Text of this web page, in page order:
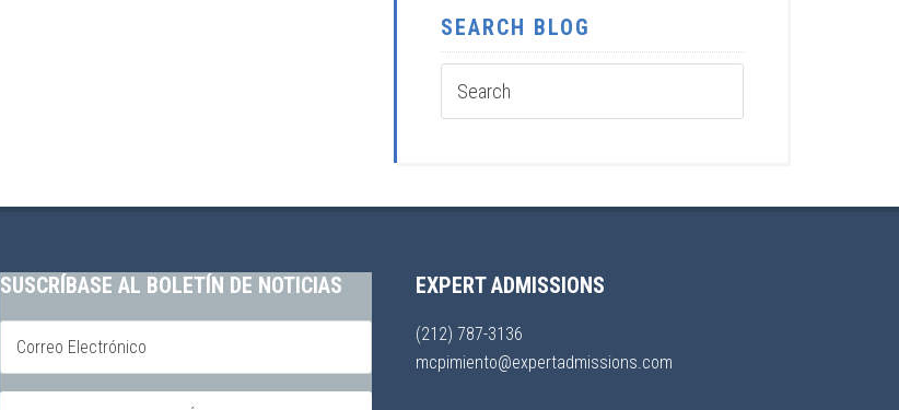
SEARCH BLOG
SUSCRÍBASE AL BOLETÍN DE NOTICIAS EXPERT ADMISSIONS
(212) 787-3136
mcpimiento@expertadmissions.com